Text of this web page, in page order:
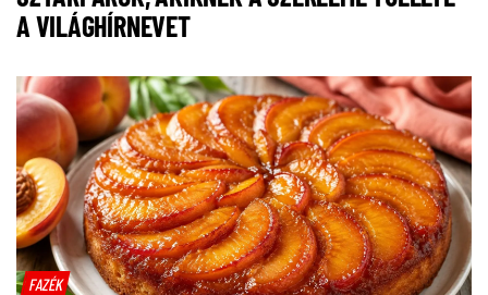
A VILÁGHÍRNEVET
FAZÉK